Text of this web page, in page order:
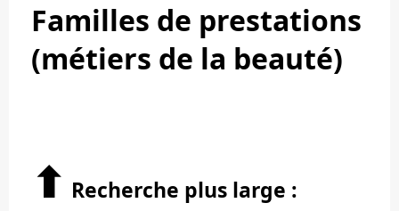
Familles de prestations
(métiers de la beauté)
⬆︎ Recherche plus large :